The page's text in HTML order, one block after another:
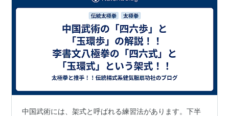
中国武術には、架式と呼ばれる練習法があります。下半